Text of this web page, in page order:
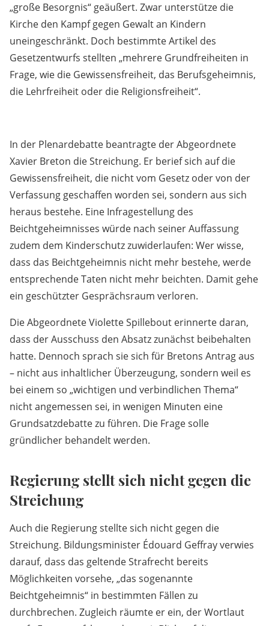
„große Besorgnis“ geäußert. Zwar unterstütze die
Kirche den Kampf gegen Gewalt an Kindern
uneingeschränkt. Doch bestimmte Artikel des
Gesetzentwurfs stellten „mehrere Grundfreiheiten in
Frage, wie die Gewissensfreiheit, das Berufsgeheimnis,
die Lehrfreiheit oder die Religionsfreiheit“.
In der Plenardebatte beantragte der Abgeordnete
Xavier Breton die Streichung. Er berief sich auf die
Gewissensfreiheit, die nicht vom Gesetz oder von der
Verfassung geschaffen worden sei, sondern aus sich
heraus bestehe. Eine Infragestellung des
Beichtgeheimnisses würde nach seiner Auffassung
zudem dem Kinderschutz zuwiderlaufen: Wer wisse,
dass das Beichtgeheimnis nicht mehr bestehe, werde
entsprechende Taten nicht mehr beichten. Damit gehe
ein geschützter Gesprächsraum verloren.
Die Abgeordnete Violette Spillebout erinnerte daran,
dass der Ausschuss den Absatz zunächst beibehalten
hatte. Dennoch sprach sie sich für Bretons Antrag aus
– nicht aus inhaltlicher Überzeugung, sondern weil es
bei einem so „wichtigen und verbindlichen Thema“
nicht angemessen sei, in wenigen Minuten eine
Grundsatzdebatte zu führen. Die Frage solle
gründlicher behandelt werden.
Regierung stellt sich nicht gegen die
Streichung
Auch die Regierung stellte sich nicht gegen die
Streichung. Bildungsminister Édouard Geffray verwies
darauf, dass das geltende Strafrecht bereits
Möglichkeiten vorsehe, „das sogenannte
Beichtgeheimnis“ in bestimmten Fällen zu
durchbrechen. Zugleich räumte er ein, der Wortlaut